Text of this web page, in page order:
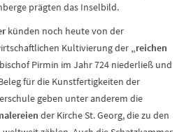
prägten das Inselbild.
künden noch heute von der
Kultivierung der „reichen
Pirmin im Jahr 724 niederließ und
für die Kunstfertigkeiten der
geben unter anderem die
der Kirche St. Georg, die zu den